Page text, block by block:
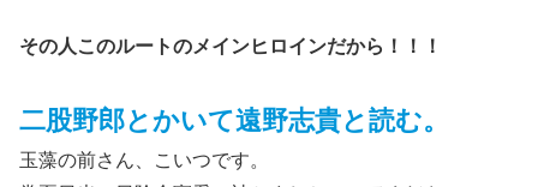
その人このルートのメインヒロインだから！！！
二股野郎とかいて遠野志貴と読む。
玉藻の前さん、こいつです。